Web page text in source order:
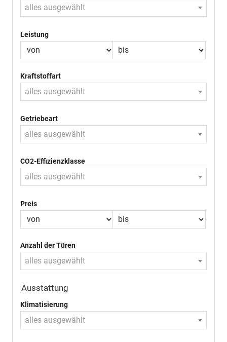
alles ausgewählt
Leistung
Kraftstoffart
alles ausgewählt
Getriebeart
alles ausgewählt
CO2-Effizienzklasse
alles ausgewählt
Preis
Anzahl der Türen
alles ausgewählt
Ausstattung
Klimatisierung
alles ausgewählt